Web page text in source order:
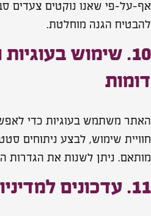
אף‑על‑פי שאנו נוקטים צעדים
להבטיח הגנה מוחלטת.
10. שימוש בעוגיות
דומות
האתר משתמש בעוגיות כדי
חוויית שימוש, לבצע ניתוחים
מותאם. ניתן לשנות את הגדרות
11. עדכונים למדיניות